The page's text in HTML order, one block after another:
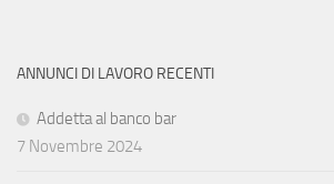
ANNUNCI DI LAVORO RECENTI
Addetta al banco bar
7 Novembre 2024